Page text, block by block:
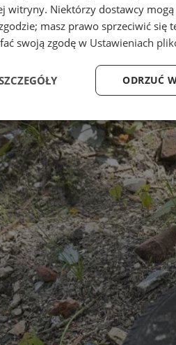
witryny. Niektórzy dostawcy
masz prawo sprzeciwić się
swoją zgodę w Ustawieniach
ODRZUĆ
Wydajność
Niezbędne Wydajność
cookie umożliwiają korzystanie z
Bez niezbędnych plików cookie nie
Provider/
Domena
zabrze.com.pl
zabrze.com.pl